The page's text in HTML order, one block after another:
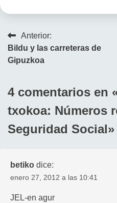
Navegación
de
Anterior:
Bildu y las carreteras de
Gipuzkoa
4 comentarios en
txokoa: Números
Seguridad Social»
betiko dice:
enero 27, 2012 a las 10:41
JEL-en agur